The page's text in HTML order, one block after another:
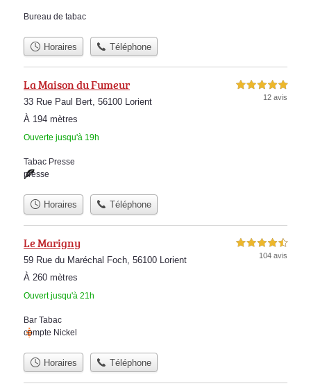
Bureau de tabac
Horaires Téléphone
La Maison du Fumeur
33 Rue Paul Bert, 56100 Lorient
À 194 mètres
Ouverte jusqu'à 19h
5,0 étoiles sur 5
12 avis
Tabac Presse
presse
Horaires Téléphone
Le Marigny
59 Rue du Maréchal Foch, 56100 Lorient
À 260 mètres
Ouvert jusqu'à 21h
4,5 étoiles sur 5
104 avis
Bar Tabac
compte Nickel
Horaires Téléphone